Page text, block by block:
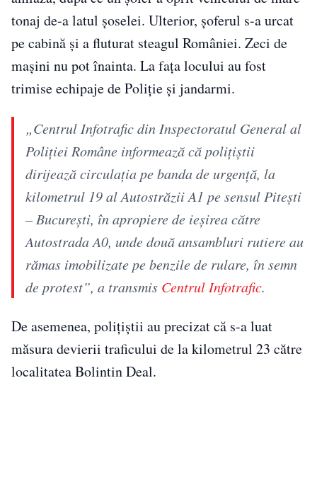
tonaj de-a latul şoselei. Ulterior, șoferul s-a urcat
pe cabină și a fluturat steagul României. Zeci de
maşini nu pot înainta. La faţa locului au fost
trimise echipaje de Poliţie şi jandarmi.
„Centrul Infotrafic din Inspectoratul General al
Poliţiei Române informează că poliţiştii
dirijează circulaţia pe banda de urgenţă, la
kilometrul 19 al Autostrăzii A1 pe sensul Piteşti
– Bucureşti, în apropiere de ieşirea către
Autostrada A0, unde două ansambluri rutiere au
rămas imobilizate pe benzile de rulare, în semn
de protest”, a transmis Centrul Infotrafic.
De asemenea, poliţiştii au precizat că s-a luat
măsura devierii traficului de la kilometrul 23 către
localitatea Bolintin Deal.